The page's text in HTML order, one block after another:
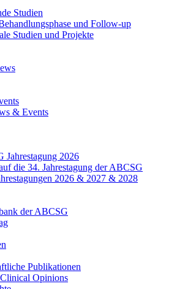
Studien
und Follow-up
Studien und Projekte
& Events
Jahrestagung 2026
die 34. Jahrestagung der ABCSG
2026 & 2027 & 2028
der ABCSG
Publikationen
Opinions